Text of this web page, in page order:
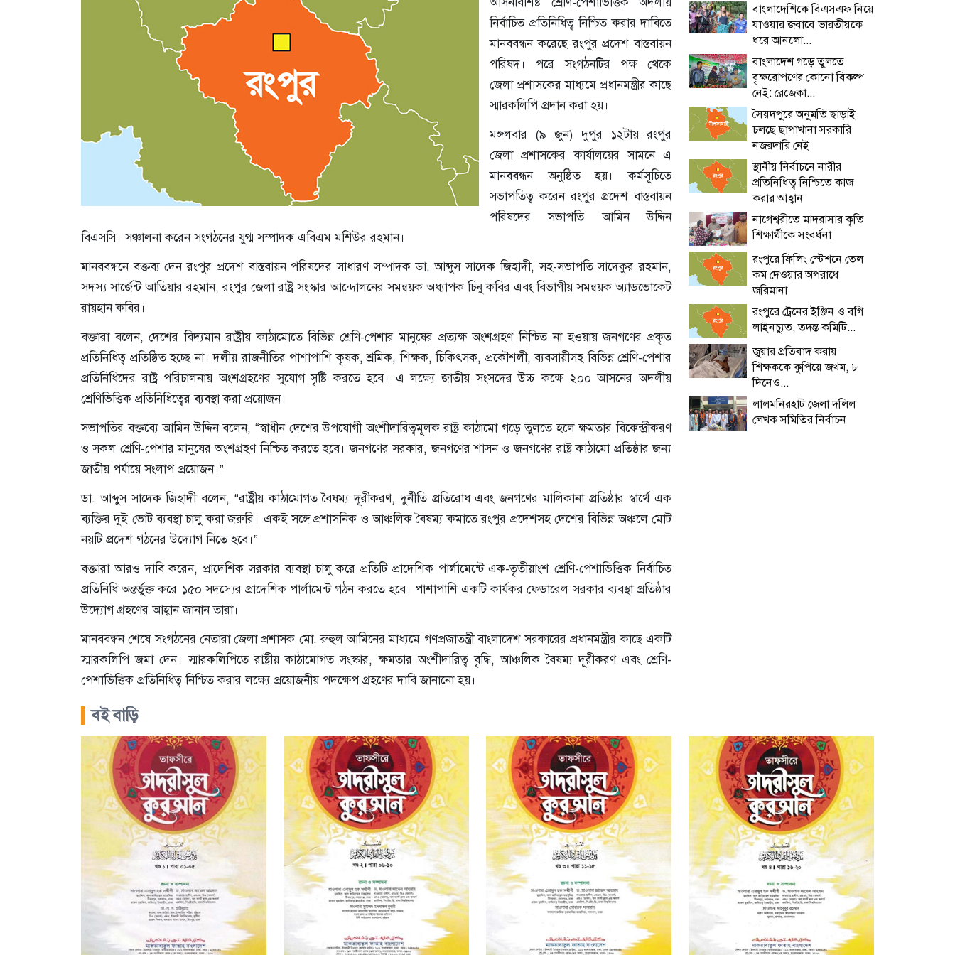
নির্বাচিত প্রতিনিধিত্ব নিশ্চিত করার দাবিতে
মানববন্ধন করেছে রংপুর প্রদেশ বাস্তবায়ন
পরিষদ। পরে সংগঠনটির পক্ষ থেকে
জেলা প্রশাসকের মাধ্যমে প্রধানমন্ত্রীর কাছে
স্মারকলিপি প্রদান করা হয়।
মঙ্গলবার (৯ জুন) দুপুর ১২টায় রংপুর
জেলা প্রশাসকের কার্যালয়ের সামনে এ
মানববন্ধন অনুষ্ঠিত হয়। কর্মসূচিতে
সভাপতিত্ব করেন রংপুর প্রদেশ বাস্তবায়ন
পরিষদের সভাপতি আমিন উদ্দিন
বিএসসি। সঞ্চালনা করেন সংগঠনের যুগ্ম সম্পাদক এবিএম মশিউর রহমান।
মানববন্ধনে বক্তব্য দেন রংপুর প্রদেশ বাস্তবায়ন পরিষদের সাধারণ সম্পাদক ডা. আব্দুস সাদেক জিহাদী, সহ-সভাপতি সাদেকুর রহমান,
সদস্য সার্জেন্ট আতিয়ার রহমান, রংপুর জেলা রাষ্ট্র সংস্কার আন্দোলনের সমন্বয়ক অধ্যাপক চিনু কবির এবং বিভাগীয় সমন্বয়ক অ্যাডভোকেট
রায়হান কবির।
বক্তারা বলেন, দেশের বিদ্যমান রাষ্ট্রীয় কাঠামোতে বিভিন্ন শ্রেণি-পেশার মানুষের প্রত্যক্ষ অংশগ্রহণ নিশ্চিত না হওয়ায় জনগণের প্রকৃত
প্রতিনিধিত্ব প্রতিষ্ঠিত হচ্ছে না। দলীয় রাজনীতির পাশাপাশি কৃষক, শ্রমিক, শিক্ষক, চিকিৎসক, প্রকৌশলী, ব্যবসায়ীসহ বিভিন্ন শ্রেণি-পেশার
প্রতিনিধিদের রাষ্ট্র পরিচালনায় অংশগ্রহণের সুযোগ সৃষ্টি করতে হবে। এ লক্ষ্যে জাতীয় সংসদের উচ্চ কক্ষে ২০০ আসনের অদলীয়
শ্রেণিভিত্তিক প্রতিনিধিত্বের ব্যবস্থা করা প্রয়োজন।
সভাপতির বক্তব্যে আমিন উদ্দিন বলেন, “স্বাধীন দেশের উপযোগী অংশীদারিত্বমূলক রাষ্ট্র কাঠামো গড়ে তুলতে হলে ক্ষমতার বিকেন্দ্রীকরণ
ও সকল শ্রেণি-পেশার মানুষের অংশগ্রহণ নিশ্চিত করতে হবে। জনগণের সরকার, জনগণের শাসন ও জনগণের রাষ্ট্র কাঠামো প্রতিষ্ঠার জন্য
জাতীয় পর্যায়ে সংলাপ প্রয়োজন।”
ডা. আব্দুস সাদেক জিহাদী বলেন, “রাষ্ট্রীয় কাঠামোগত বৈষম্য দূরীকরণ, দুর্নীতি প্রতিরোধ এবং জনগণের মালিকানা প্রতিষ্ঠার স্বার্থে এক
ব্যক্তির দুই ভোট ব্যবস্থা চালু করা জরুরি। একই সঙ্গে প্রশাসনিক ও আঞ্চলিক বৈষম্য কমাতে রংপুর প্রদেশসহ দেশের বিভিন্ন অঞ্চলে মোট
নয়টি প্রদেশ গঠনের উদ্যোগ নিতে হবে।”
বক্তারা আরও দাবি করেন, প্রাদেশিক সরকার ব্যবস্থা চালু করে প্রতিটি প্রাদেশিক পার্লামেন্টে এক-তৃতীয়াংশ শ্রেণি-পেশাভিত্তিক নির্বাচিত
প্রতিনিধি অন্তর্ভুক্ত করে ১৫০ সদস্যের প্রাদেশিক পার্লামেন্ট গঠন করতে হবে। পাশাপাশি একটি কার্যকর ফেডারেল সরকার ব্যবস্থা প্রতিষ্ঠার
উদ্যোগ গ্রহণের আহ্বান জানান তারা।
মানববন্ধন শেষে সংগঠনের নেতারা জেলা প্রশাসক মো. রুহুল আমিনের মাধ্যমে গণপ্রজাতন্ত্রী বাংলাদেশ সরকারের প্রধানমন্ত্রীর কাছে একটি
স্মারকলিপি জমা দেন। স্মারকলিপিতে রাষ্ট্রীয় কাঠামোগত সংস্কার, ক্ষমতার অংশীদারিত্ব বৃদ্ধি, আঞ্চলিক বৈষম্য দূরীকরণ এবং শ্রেণি-
পেশাভিত্তিক প্রতিনিধিত্ব নিশ্চিত করার লক্ষ্যে প্রয়োজনীয় পদক্ষেপ গ্রহণের দাবি জানানো হয়।
বাংলাদেশিকে বিএসএফ নিয়ে
যাওয়ার জবাবে ভারতীয়কে
ধরে আনলো...
বাংলাদেশ গড়ে তুলতে
বৃক্ষরোপণের কোনো বিকল্প
নেই: রেজেকা...
সৈয়দপুরে অনুমতি ছাড়াই
চলছে ছাপাখানা সরকারি
নজরদারি নেই
স্থানীয় নির্বাচনে নারীর
প্রতিনিধিত্ব নিশ্চিতে কাজ
করার আহ্বান
নাগেশ্বরীতে মাদরাসার কৃতি
শিক্ষার্থীকে সংবর্ধনা
রংপুরে ফিলিং স্টেশনে তেল
কম দেওয়ার অপরাধে
জরিমানা
রংপুরে ট্রেনের ইঞ্জিন ও বগি
লাইনচ্যুত, তদন্ত কমিটি...
জুয়ার প্রতিবাদ করায়
শিক্ষককে কুপিয়ে জখম, ৮
দিনেও...
লালমনিরহাট জেলা দলিল
লেখক সমিতির নির্বাচন
বই বাড়ি